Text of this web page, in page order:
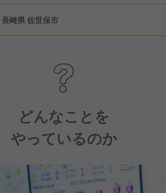
■特別休暇
長崎県 佐世保市
どんなことを
やっているのか